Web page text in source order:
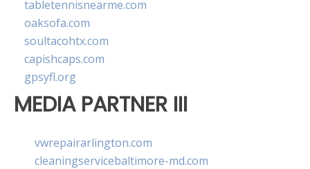
tabletennisnearme.com
oaksofa.com
soultacohtx.com
capishcaps.com
gpsyfl.org
MEDIA PARTNER III
vwrepairarlington.com
cleaningservicebaltimore-md.com